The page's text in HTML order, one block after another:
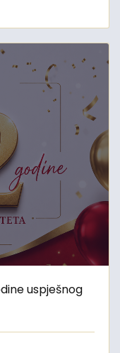
uspješnog